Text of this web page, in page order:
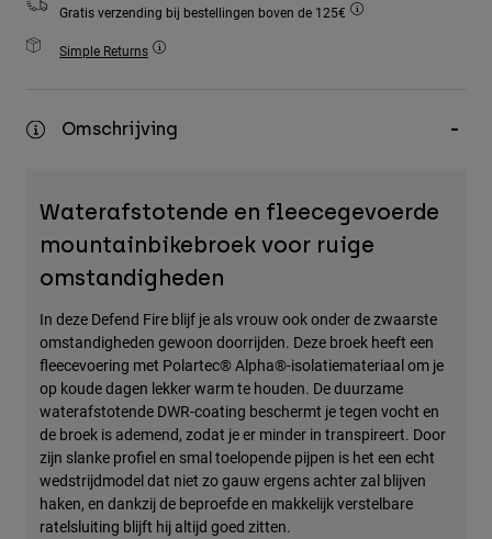
Accessories
Hats & Caps
Gratis verzending bij bestellingen boven de 125€
Simple Returns
Omschrijving
Waterafstotende en fleecegevoerde
mountainbikebroek voor ruige
omstandigheden
In deze Defend Fire blijf je als vrouw ook onder de zwaarste
omstandigheden gewoon doorrijden. Deze broek heeft een
fleecevoering met Polartec® Alpha®-isolatiemateriaal om je
op koude dagen lekker warm te houden. De duurzame
waterafstotende DWR-coating beschermt je tegen vocht en
de broek is ademend, zodat je er minder in transpireert. Door
zijn slanke profiel en smal toelopende pijpen is het een echt
wedstrijdmodel dat niet zo gauw ergens achter zal blijven
haken, en dankzij de beproefde en makkelijk verstelbare
ratelsluiting blijft hij altijd goed zitten.